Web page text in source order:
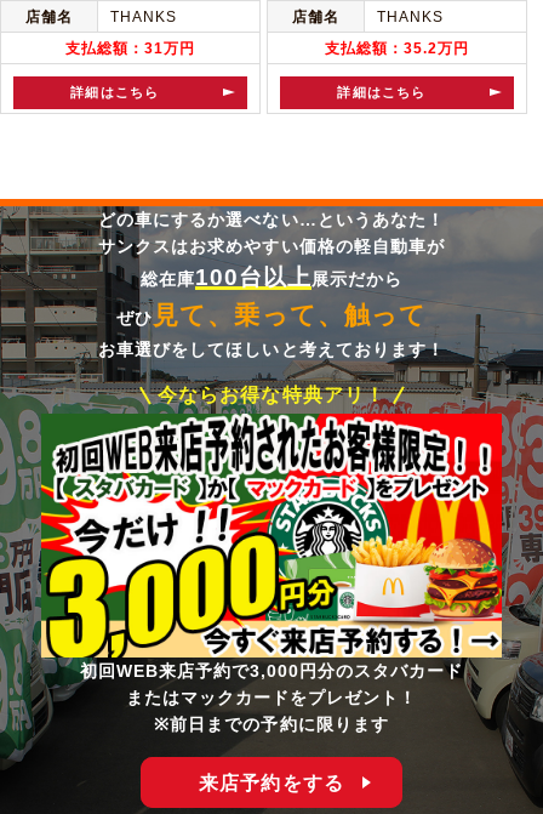
店舗名
THANKS
支払総額：31万円
詳細はこちら
店舗名
THANKS
支払総額：35.2万円
詳細はこちら
どの車にするか選べない…というあなた！
サンクスはお求めやすい価格の軽自動車が
総在庫100台以上展示だから
ぜひ 見て、乗って、触って
お車選びをしてほしいと考えております！
今ならお得な特典アリ！
初回WEB来店予約で3,000円分のスタバカード
またはマックカードをプレゼント！
※前日までの予約に限ります
来店予約をする